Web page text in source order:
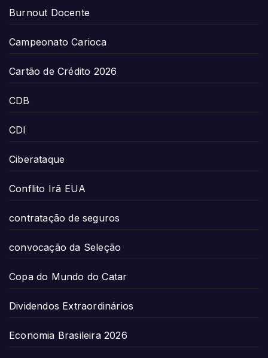
Burnout Docente
Campeonato Carioca
Cartão de Crédito 2026
CDB
CDI
Ciberataque
Conflito Irã EUA
contratação de seguros
convocação da Seleção
Copa do Mundo do Catar
Dividendos Extraordinários
Economia Brasileira 2026